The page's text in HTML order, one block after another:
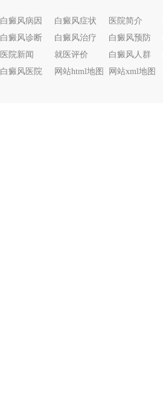
白癜风病因 白癜风症状 医院简介
白癜风诊断
白癜风治疗 白癜风预防
医院新闻
就医评价 白癜风人群
白癜风医院
网站html地图 网站xml地图